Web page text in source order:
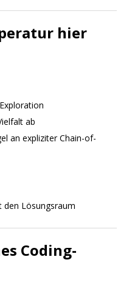
hier
ab
an expliziter Chain-of-
den Lösungsraum
Coding-